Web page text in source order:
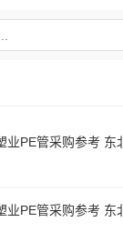
业PE管采购参考 东
业PE管采购参考 东